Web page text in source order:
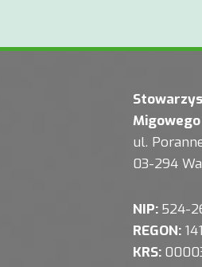
Migowego
ul.
03-294
NIP: 524-
REGON:
KRS: